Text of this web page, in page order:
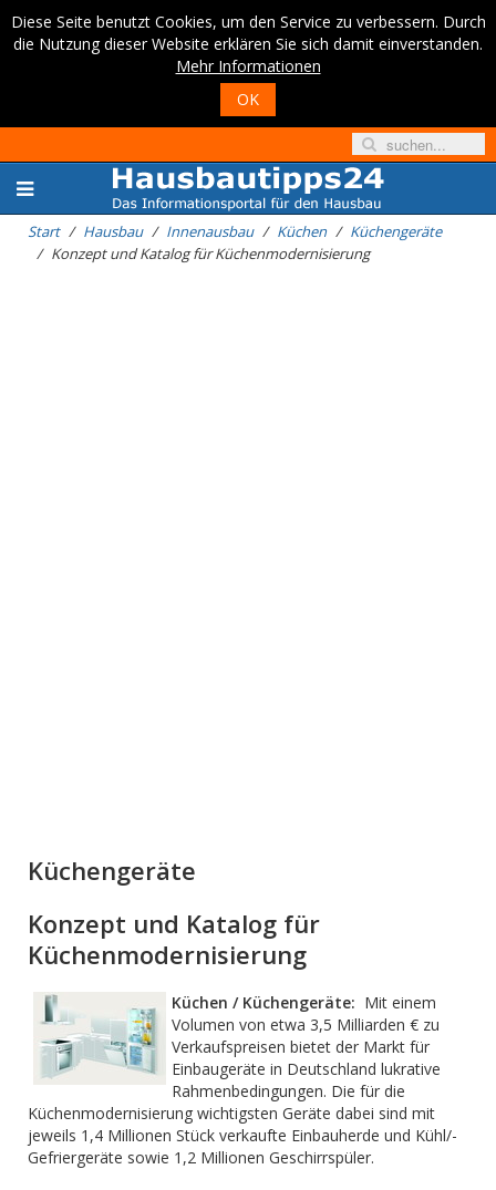
Diese Seite benutzt Cookies, um den Service zu verbessern. Durch
die Nutzung dieser Website erklären Sie sich damit einverstanden.
Mehr Informationen
OK
Start Hausbau Innenausbau Küchen
Küchengeräte
Konzept und Katalog für Küchenmodernisierung
Küchengeräte
Konzept und Katalog für
Küchenmodernisierung
Küchen / Küchengeräte: Mit einem
Volumen von etwa 3,5 Milliarden € zu
Verkaufspreisen bietet der Markt für
Einbaugeräte in Deutschland lukrative
Rahmenbedingungen. Die für die
Küchenmodernisierung wichtigsten Geräte dabei sind mit
jeweils 1,4 Millionen Stück verkaufte Einbauherde und Kühl/-
Gefriergeräte sowie 1,2 Millionen Geschirrspüler.